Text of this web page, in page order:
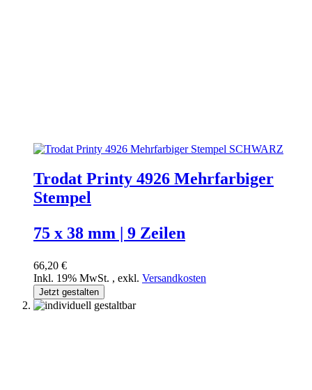
Trodat Printy 4926 Mehrfarbiger
Stempel
75 x 38 mm | 9 Zeilen
66,20 €
Inkl. 19% MwSt. , exkl. Versandkosten
Jetzt gestalten